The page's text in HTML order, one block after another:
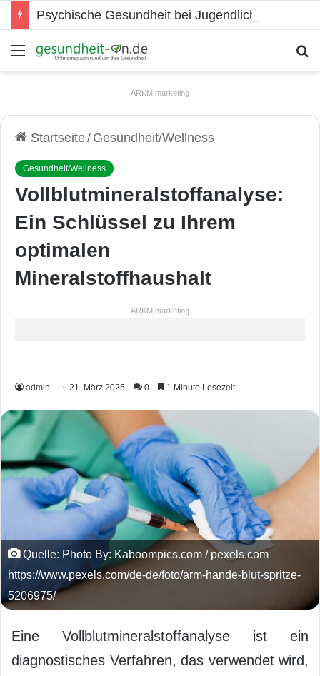
Psychische Gesundheit bei Jugendlichen
Menü
ARKM.marketing
Startseite/ Gesundheit/Wellness
Gesundheit/Wellness
Vollblutmineralstoffanalyse:
Ein Schlüssel zu Ihrem
optimalen
Mineralstoffhaushalt
ARKM.marketing
admin 21. März 2025 0 1 Minute Lesezeit
Quelle: Photo By: Kaboompics.com / pexels.com
https://www.pexels.com/de-de/foto/arm-hande-blut-spritze-
5206975/
Eine Vollblutmineralstoffanalyse ist ein
diagnostisches Verfahren, das verwendet wird,